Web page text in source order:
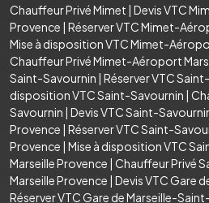
Chauffeur Privé Mimet | Devis VTC
Provence | Réserver VTC Mimet-
Mise à disposition VTC Mimet-
Chauffeur Privé Mimet-Aéroport
Saint-Savournin | Réserver VTC
disposition VTC Saint-Savournin |
Savournin | Devis VTC Saint-
Provence | Réserver VTC Saint-
Provence | Mise à disposition VTC
Marseille Provence | Chauffeur Privé
Marseille Provence | Devis VTC Gare
Réserver VTC Gare de Marseille-